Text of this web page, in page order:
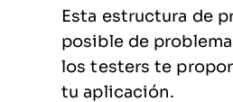
Esta estructura de
posible de
los testers te
tu aplicación.